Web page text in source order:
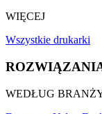
WIĘCEJ
Wszystkie drukarki
WEDŁUG